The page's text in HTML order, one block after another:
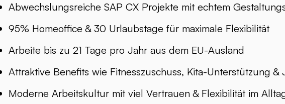
Abwechslungsreiche SAP CX Projekte mit echtem
95% Homeoffice & 30 Urlaubstage für maximale Flexibilität
Arbeite bis zu 21 Tage pro Jahr aus dem EU-Ausland
Attraktive Benefits wie Fitnesszuschuss, Kita-Unterstützung &
Moderne Arbeitskultur mit viel Vertrauen & Flexibilität im